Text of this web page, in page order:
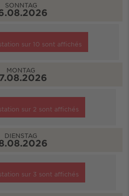
SONNTAG
sur 10 sont affichés
MONTAG
sur 2 sont affichés
DIENSTAG
sur 3 sont affichés